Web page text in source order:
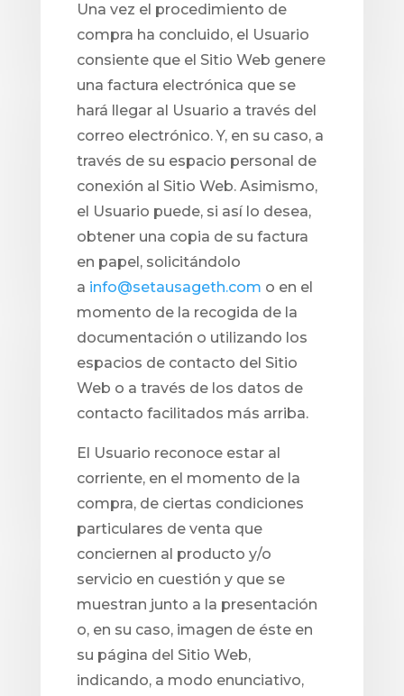
Una vez el procedimiento de
compra ha concluido, el Usuario
consiente que el Sitio Web genere
una factura electrónica que se
hará llegar al Usuario a través del
correo electrónico. Y, en su caso, a
través de su espacio personal de
conexión al Sitio Web. Asimismo,
el Usuario puede, si así lo desea,
obtener una copia de su factura
en papel, solicitándolo
a info@setausageth.com o en el
momento de la recogida de la
documentación o utilizando los
espacios de contacto del Sitio
Web o a través de los datos de
contacto facilitados más arriba.
El Usuario reconoce estar al
corriente, en el momento de la
compra, de ciertas condiciones
particulares de venta que
conciernen al producto y/o
servicio en cuestión y que se
muestran junto a la presentación
o, en su caso, imagen de éste en
su página del Sitio Web,
indicando, a modo enunciativo,